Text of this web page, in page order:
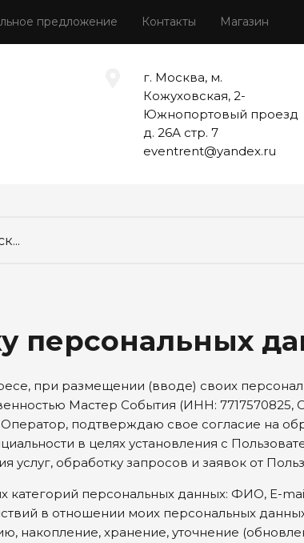
предложение Контакты Магазин
г. Москва, м.
Кожуховская, 2-
Южнопортовый проезд
д. 26А стр. 7
eventrent@yandex.ru
персональных
при размещении (вводе) своих
Мастер События (ИНН: 7717570825,
Оператор, подтверждаю свое согласие на
в целях установления с
услуг, обработку запросов и заявок от
персональных данных: ФИО, E-
в отношении моих персональных
накопление, хранение, уточнение